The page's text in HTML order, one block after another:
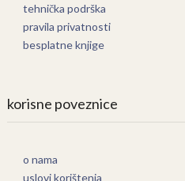
tehnička podrška
pravila privatnosti
besplatne knjige
korisne poveznice
o nama
uslovi korištenja